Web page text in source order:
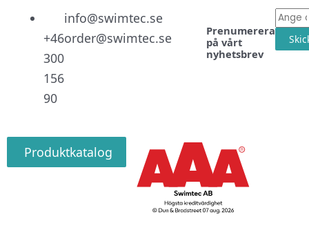
+46
300
156
90
info@swimtec.se
order@swimtec.se
Prenumerera
på vårt
nyhetsbrev
E-
post
Produktkatalog